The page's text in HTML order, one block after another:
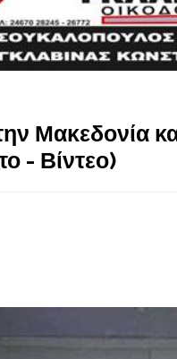
Μακεδονία
- Βίντεο)